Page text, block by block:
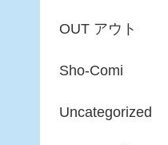
OUT アウト
Sho-Comi
Uncategorized